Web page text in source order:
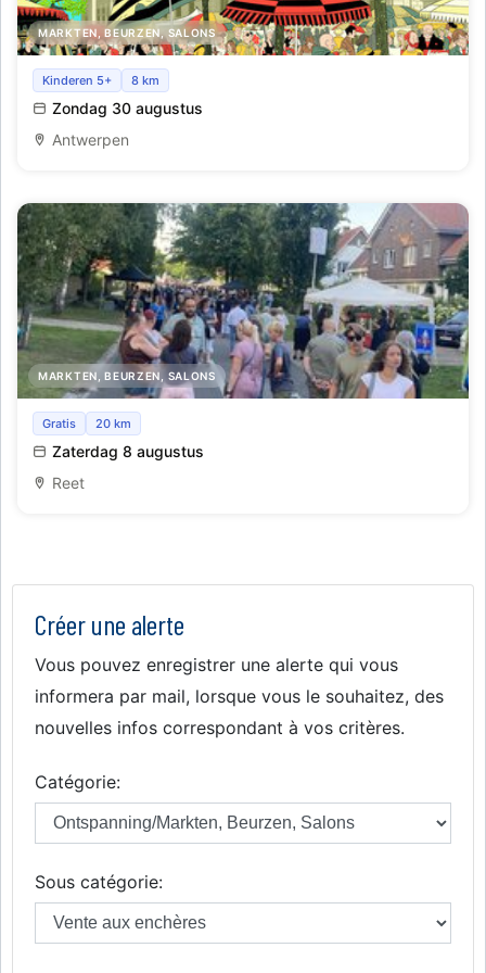
MARKTEN, BEURZEN, SALONS
Lambermontmartre schildersmarkt
Kinderen 5+ 8 km
Zondag 30 augustus
Antwerpen
MARKTEN, BEURZEN, SALONS
Avondmarkt - Lichtmarkt tijdens de Lichtfeesten
Gratis 20 km
Zaterdag 8 augustus
Reet
Créer une alerte
Vous pouvez enregistrer une alerte qui vous
informera par mail, lorsque vous le souhaitez, des
nouvelles infos correspondant à vos critères.
Catégorie:
Sous catégorie: